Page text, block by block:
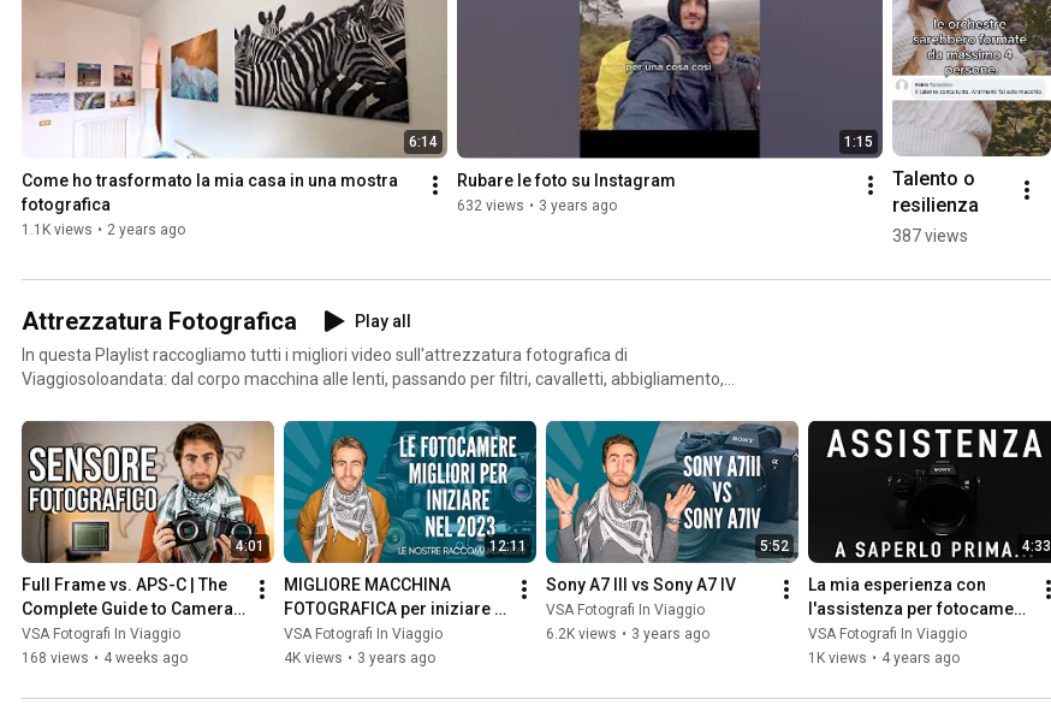
6:14
Come ho trasformato la mia casa in una mostra
fotografica
1.1K views • 2 years ago
1:15
Rubare le foto su Instagram
632 views • 3 years ago
Talento o
resilienza
387 views
Attrezzatura Fotografica
Play all
In questa Playlist raccogliamo tutti i migliori video sull'attrezzatura fotografica di
Viaggiosoloandata: dal corpo macchina alle lenti, passando per filtri, cavalletti, abbigliamento,
Qui troverai informazioni sulle ultime uscite così come video su argomenti sempre importanti
come quale attrezzatura scegliere, quali marche preferire, come orientarti all'interno del mercato
delle fotocamere.
4:01
Full Frame vs. APS-C | The
Complete Guide to Camera
Sensors
VSA Fotografi In Viaggio
168 views • 4 weeks ago
12:11
MIGLIORE MACCHINA
FOTOGRAFICA per iniziare
nel 2023: scopri la migliore
fotocamera più adatta a te
VSA Fotografi In Viaggio
4K views • 3 years ago
5:52
Sony A7 III vs Sony A7 IV
VSA Fotografi In Viaggio
6.2K views • 3 years ago
4:33
La mia esperienza con
l'assistenza per fotocamera
Sony
VSA Fotografi In Viaggio
1K views • 4 years ago